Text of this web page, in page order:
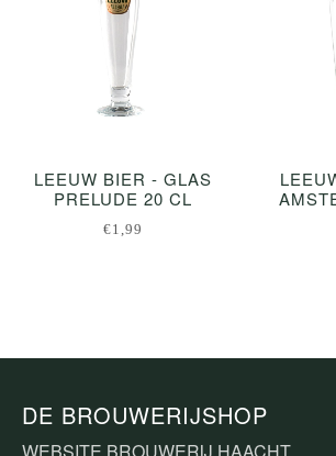
LEEUW BIER - GLAS
PRELUDE 20 CL
€1,99
DE BROUWERIJSHOP